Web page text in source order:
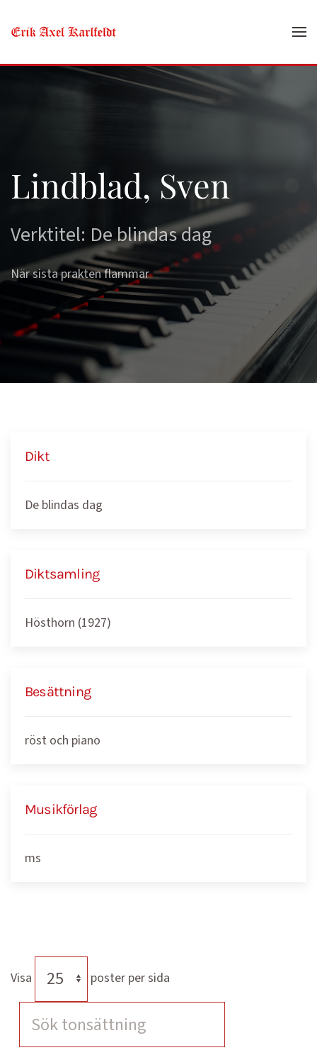
Skip to main content
Lindblad, Sven
Verktitel: De blindas dag
När sista prakten flammar
Dikt
De blindas dag
Diktsamling
Hösthorn (1927)
Besättning
röst och piano
Musikförlag
ms
Visa poster per sida